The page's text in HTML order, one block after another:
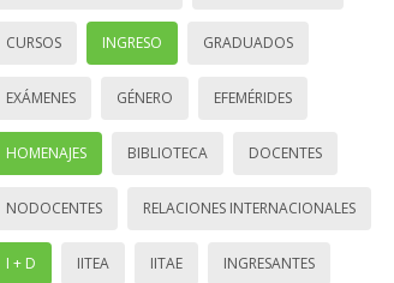
CURSOS INGRESO GRADUADOS
EXÁMENES GÉNERO EFEMÉRIDES
HOMENAJES BIBLIOTECA DOCENTES
NODOCENTES RELACIONES INTERNACIONALES
I + D IITEA IITAE INGRESANTES